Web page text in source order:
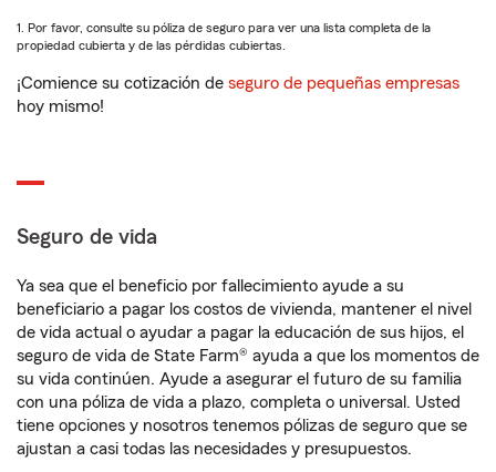
1. Por favor, consulte su póliza de seguro para ver una lista completa de la
propiedad cubierta y de las pérdidas cubiertas.
¡Comience su cotización de seguro de pequeñas empresas
hoy mismo!
Seguro de vida
Ya sea que el beneficio por fallecimiento ayude a su
beneficiario a pagar los costos de vivienda, mantener el nivel
de vida actual o ayudar a pagar la educación de sus hijos, el
seguro de vida de State Farm® ayuda a que los momentos de
su vida continúen. Ayude a asegurar el futuro de su familia
con una póliza de vida a plazo, completa o universal. Usted
tiene opciones y nosotros tenemos pólizas de seguro que se
ajustan a casi todas las necesidades y presupuestos.